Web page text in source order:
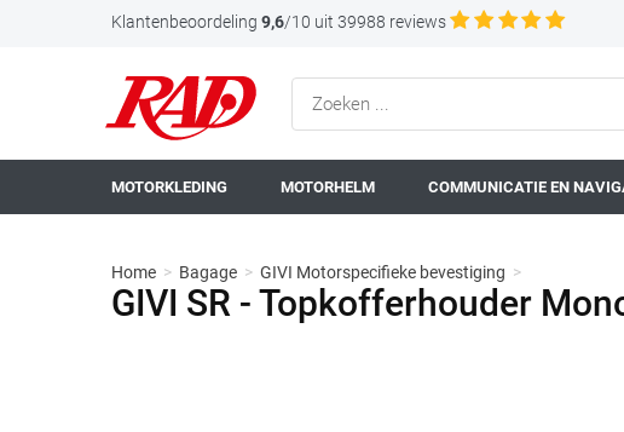
Klantenbeoordeling 9,6/10 uit 39988 reviews
MOTORKLEDING MOTORHELM COMMUNICATIE EN
Home > Bagage > GIVI Motorspecifieke bevestiging >
GIVI SR - Topkofferhouder